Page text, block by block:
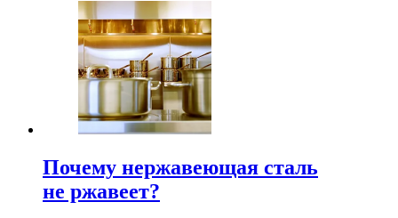
Почему нержавеющая сталь
не ржавеет?